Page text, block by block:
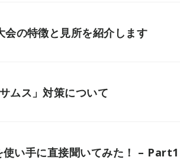
会の特徴と見所を紹介します
ムス」対策について
使い手に直接聞いてみた！ – Part1